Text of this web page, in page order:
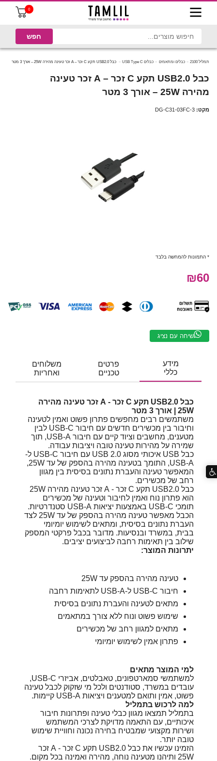
0
תמליל 2100 כבלים ומתאמים כבלים USB Type C כבל USB2.0 תקע C זכר – A זכר טעינה מהירה 25W – אורך 3 מטר
כבל USB2.0 תקע C זכר – A זכר טעינה
מהירה 25W – אורך 3 מטר
מקט: DG-C31-03FC-3
* התמונות להמחשה בלבד
₪60
שיחה עם נציג
מידע
כללי
פרטים
טכניים
משלוחים
ואחריות
כבל USB2.0 תקע C זכר - A זכר טעינה מהירה
25W | אורך 3 מטר
משתמשים רבים מחפשים פתרון פשוט ואמין לטעינה
וחיבור בין מכשירים חדשים עם חיבור USB-C לבין
מטענים, מחשבים וציוד קיים עם חיבור USB-A, תוך
שמירה על מהירות טעינה טובה ויציבות עבודה.
כבל USB איכותי מסוג USB 2.0 עם חיבור USB-C ל-
USB-A, התומך בטעינה מהירה בהספק של עד 25W,
המאפשר טעינה והעברת נתונים בסיסית בין מגוון
רחב של מכשירים.
כבל USB2.0 תקע C זכר - A זכר טעינה מהירה 25W
הוא פתרון נוח ואמין לחיבור וטעינה של מכשירים
תומכי USB-C באמצעות יציאות USB-A סטנדרטיות.
הכבל מאפשר טעינה מהירה בהספק של עד 25W לצד
העברת נתונים בסיסית, ומתאים לשימוש יומיומי
בבית, במשרד ובנסיעות. מדובר בכבל פרקטי המספק
שילוב בין תאימות רחבה לביצועים יציבים.
יתרונות המוצר:
טעינה מהירה בהספק עד 25W
חיבור USB-C ל-USB-A לתאימות רחבה
מתאים לטעינה והעברת נתונים בסיסית
שימוש פשוט ונוח ללא צורך במתאמים
מתאים למגוון רחב של מכשירים
פתרון אמין לשימוש יומיומי
למי המוצר מתאים
למשתמשי סמארטפונים, טאבלטים, אביזרי USB-C,
עובדים במשרד, סטודנטים ולכל מי שזקוק לכבל טעינה
פשוט, אמין ותואם למטענים ויציאות USB-A קיימות.
למה לרכוש בתמליל
בתמליל תמצאו מגוון כבלי טעינה ופתרונות חיבור
איכותיים, עם התאמה מדויקת לצרכי המשתמש
ושירות מקצועי שמבטיח בחירה נכונה וחוויית שימוש
טובה יותר.
הזמינו עכשיו את כבל USB2.0 תקע C זכר - A זכר
25W ותיהנו מטעינה נוחה, מהירה ואמינה בכל מקום.